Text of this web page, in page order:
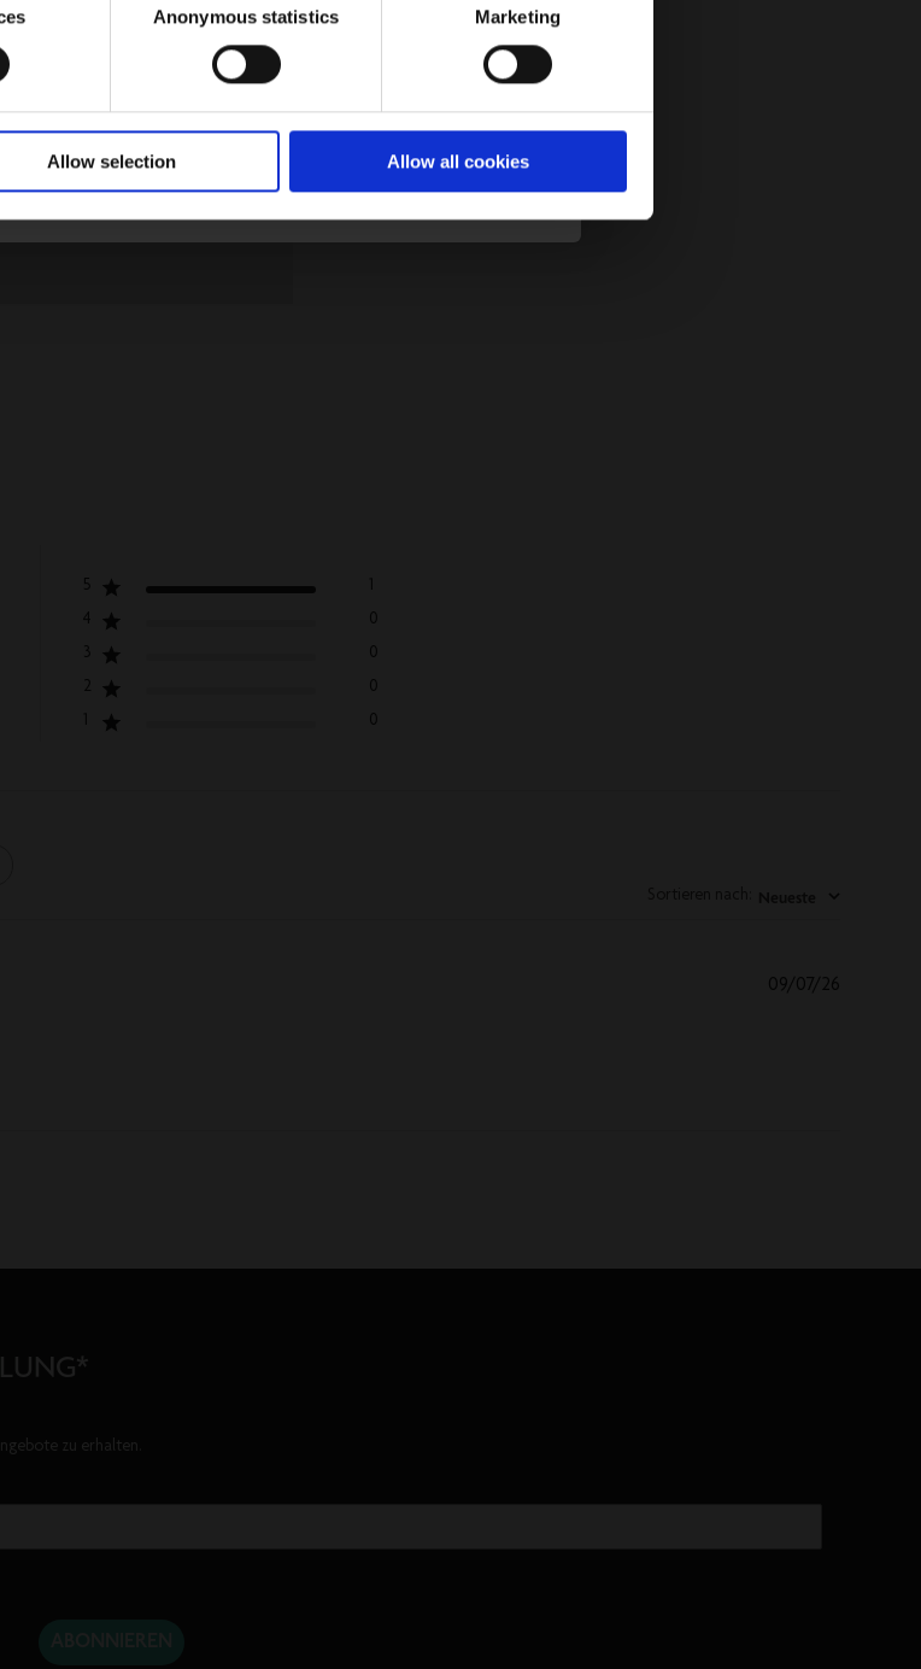
Anonymous statistics Marketing
Allow selection Allow all cookies
5
1
4
0
3
0
2
0
1
0
09/07/26
zu erhalten.
*Mit der Anmeldung erklärst du dich damit einverstanden, dass du
Allgemeinen Geschäftsbedingungen . Der Rabatt ist nur für neue
werden. Neoprenanzüge und Hardware sind ausgeschlossen.
Nein, danke